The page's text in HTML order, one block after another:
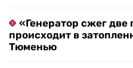
«Генератор сжег две
происходит в
Тюменью